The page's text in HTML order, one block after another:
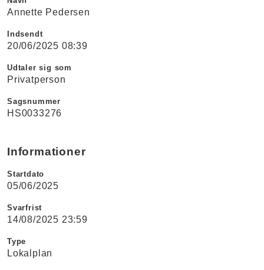
Annette Pedersen
Indsendt
20/06/2025 08:39
Udtaler sig som
Privatperson
Sagsnummer
HS0033276
Informationer
Startdato
05/06/2025
Svarfrist
14/08/2025 23:59
Type
Lokalplan